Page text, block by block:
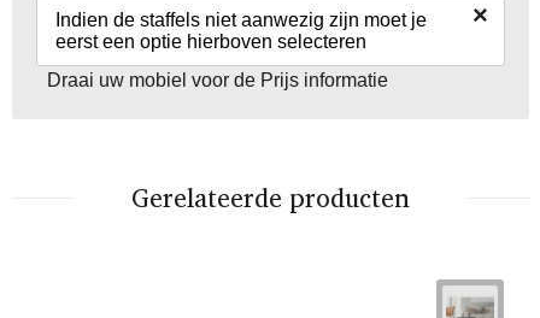
Indien de staffels niet aanwezig zijn moet je
eerst een optie hierboven selecteren
×
Draai uw mobiel voor de Prijs informatie
Gerelateerde producten